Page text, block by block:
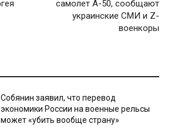
самолет А-50, сообщают
украинские СМИ и Z-
военкоры
Собянин заявил, что перевод
экономики России на военные рельсы
может «убить вообще страну»